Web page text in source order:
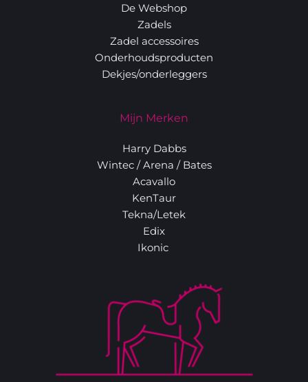
De Webshop
Zadels
Zadel accessoires
Onderhoudsproducten
Dekjes/onderleggers
Mijn Merken
Harry Dabbs
Wintec / Arena / Bates
Acavallo
KenTaur
Tekna/Letek
Edix
Ikonic